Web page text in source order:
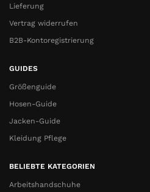
Lieferung
Vertrag widerrufen
B2B-Kontoregistrierung
GUIDES
Größenguide
Hosen-Guide
Jacken-Guide
Kleidung Pflege
BELIEBTE KATEGORIEN
Arbeitshandschuhe